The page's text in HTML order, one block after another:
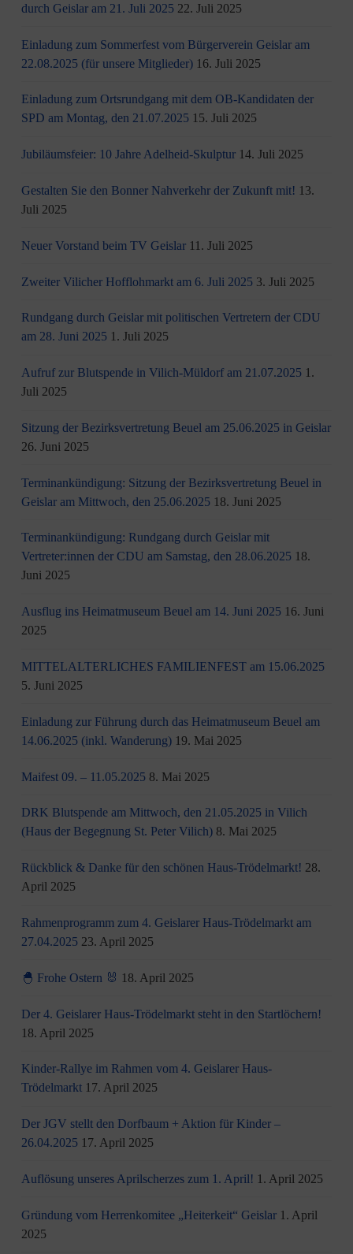
durch Geislar am 21. Juli 2025 22. Juli 2025
Einladung zum Sommerfest vom Bürgerverein Geislar am
22.08.2025 (für unsere Mitglieder) 16. Juli 2025
Einladung zum Ortsrundgang mit dem OB-Kandidaten der
SPD am Montag, den 21.07.2025 15. Juli 2025
Jubiläumsfeier: 10 Jahre Adelheid-Skulptur 14. Juli 2025
Gestalten Sie den Bonner Nahverkehr der Zukunft mit! 13.
Juli 2025
Neuer Vorstand beim TV Geislar 11. Juli 2025
Zweiter Vilicher Hofflohmarkt am 6. Juli 2025 3. Juli 2025
Rundgang durch Geislar mit politischen Vertretern der CDU
am 28. Juni 2025 1. Juli 2025
Aufruf zur Blutspende in Vilich-Müldorf am 21.07.2025 1.
Juli 2025
Sitzung der Bezirksvertretung Beuel am 25.06.2025 in Geislar
26. Juni 2025
Terminankündigung: Sitzung der Bezirksvertretung Beuel in
Geislar am Mittwoch, den 25.06.2025 18. Juni 2025
Terminankündigung: Rundgang durch Geislar mit
Vertreter:innen der CDU am Samstag, den 28.06.2025 18.
Juni 2025
Ausflug ins Heimatmuseum Beuel am 14. Juni 2025 16. Juni
2025
MITTELALTERLICHES FAMILIENFEST am 15.06.2025
5. Juni 2025
Einladung zur Führung durch das Heimatmuseum Beuel am
14.06.2025 (inkl. Wanderung) 19. Mai 2025
Maifest 09. – 11.05.2025 8. Mai 2025
DRK Blutspende am Mittwoch, den 21.05.2025 in Vilich
(Haus der Begegnung St. Peter Vilich) 8. Mai 2025
Rückblick & Danke für den schönen Haus-Trödelmarkt! 28.
April 2025
Rahmenprogramm zum 4. Geislarer Haus-Trödelmarkt am
27.04.2025 23. April 2025
🐣 Frohe Ostern 🐰 18. April 2025
Der 4. Geislarer Haus-Trödelmarkt steht in den Startlöchern!
18. April 2025
Kinder-Rallye im Rahmen vom 4. Geislarer Haus-
Trödelmarkt 17. April 2025
Der JGV stellt den Dorfbaum + Aktion für Kinder –
26.04.2025 17. April 2025
Auflösung unseres Aprilscherzes zum 1. April! 1. April 2025
Gründung vom Herrenkomitee „Heiterkeit“ Geislar 1. April
2025